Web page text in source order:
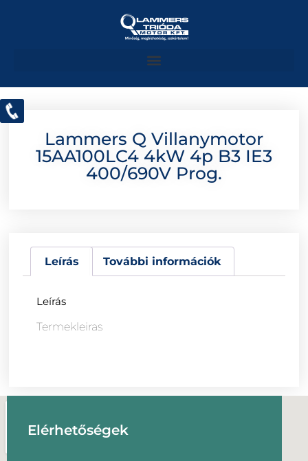
Lammers Q Villanymotor
15AA100LC4 4kW 4p B3 IE3
400/690V Prog.
Leírás További információk
Leírás
Termekleiras
Elérhetőségek